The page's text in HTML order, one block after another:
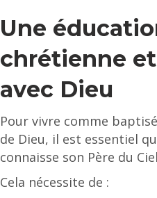
Une
chrétienne
avec Dieu
Pour vivre comme
de Dieu, il est essentiel
connaisse son Père du
Cela nécessite de :